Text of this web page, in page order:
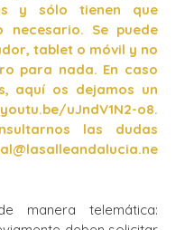
y sólo tienen que
necesario. Se puede
tablet o móvil y no
para nada. En caso
aquí os dejamos un
uJndV1N2-o8.
las dudas
manera telemática: